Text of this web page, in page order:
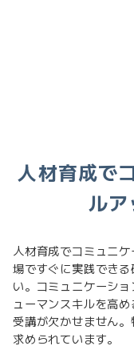
人材育成で
ルア
人材育成でコミュニ
場ですぐに実践でき
い。コミュニケーシ
ューマンスキルを高
受講が欠かせません
求められています。